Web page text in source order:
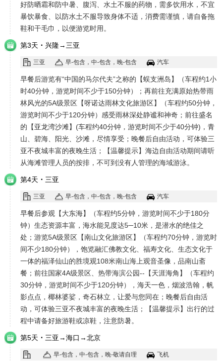
好防晒霜和防中暑、腹泻、水土不服的药物，需多饮用水，不宜
暴饮暴食、以防水土不服导致身体不适，消费需谨慎，请自备拖
鞋和干毛巾，以便游览时用。
第3天 · 兴隆→三亚
三亚 早-包含，中-包含，晚-包含 汽车
早餐后游览有“中国的马尔代夫”之称的【蜈支洲岛】（车程约1小
时40分钟，游览时间不少于150分钟）；再前往充满原始热带雨
林风光的5A级景区【呀诺达雨林文化旅游区】（车程约50分钟，
游览时间不少于120分钟）感受雨林深处静谧和神奇；前往盛名
的【亚龙湾沙滩】(车程约40分钟，游览时间不少于40分钟)，青
山、碧海、阳光、沙滩，尽情享受；晚餐后自由活动，可体验三
亚不夜城丰富的夜晚生活；【温馨提示】海边自由活动期间请听
从海滩管理人员的按排，不可到没有人管理的海域游泳。
第4天 · 三亚
三亚 早-包含，中-包含，晚-包含 汽车
早餐后参观【大东海】（车程约5分钟，游览时间不少于180分
钟）生态资源丰富，海水能见度达5─10米，是潜水的绝佳之
处；游览5A级景区【南山文化旅游区】（车程约70分钟，游览时
间不少180分钟），饱览融汇佛教文化、福寿文化、生态文化于
一体的福泽仙山的胜境观108米南山海上观音圣像，品南山斋
餐；前往国家4A级景区、热带海滨公园--【天涯海角】（车程约
30分钟，游览时间不少于120分钟），海天一色，烟波浩翰，帆
影点点，椰林婆娑，奇石林立，让爱与您同在；晚餐后自由活
动，可体验三亚不夜城丰富的夜晚生活；【温馨提示】出行的过
程中请备好旅游鞋或凉鞋，注意防暑。
第5天 · 三亚→海口→北京
早-包含，中-包含，晚-敬请自理 飞机